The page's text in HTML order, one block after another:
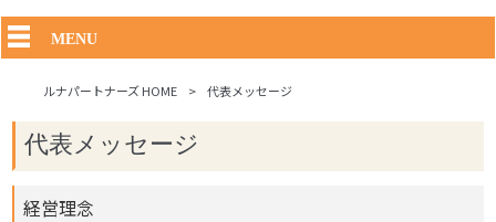
MENU
ルナパートナーズ HOME > 代表メッセージ
代表メッセージ
経営理念